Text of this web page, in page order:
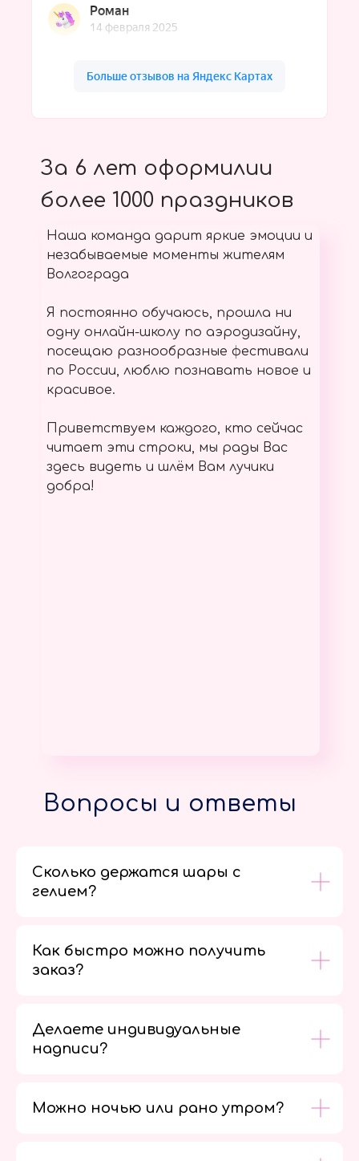
За 6 лет оформилии
более 1000 праздников
Наша команда дарит яркие эмоции и
незабываемые моменты жителям
Волгограда
Я постоянно обучаюсь, прошла ни
одну онлайн-школу по аэродизайну,
посещаю разнообразные фестивали
по России, люблю познавать новое и
красивое.
Приветствуем каждого, кто сейчас
читает эти строки, мы рады Вас
здесь видеть и шлём Вам лучики
добра!
Вопросы и ответы
Сколько держатся шары с
гелием?
Как быстро можно получить
заказ?
Делаете индивидуальные
надписи?
Можно ночью или рано утром?